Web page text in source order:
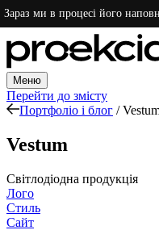
в процесі його наповнення.
Меню
Перейти до змісту
Портфоліо і блог /
Vestum
Світлодіодна продукція
Лого
Стиль
Сайт